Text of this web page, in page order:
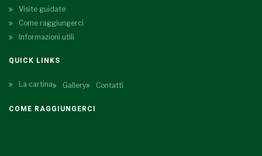
Visite guidate
Come raggiungerci
Informazioni utili
QUICK LINKS
La cartina Gallery Contatti
COME RAGGIUNGERCI